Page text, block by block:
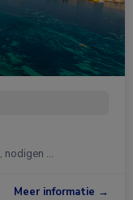
nodigen …
Meer informatie →